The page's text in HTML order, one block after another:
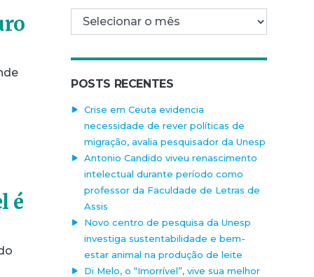
é
Arquivo mensal
POSTS RECENTES
Crise em Ceuta evidencia
necessidade de rever políticas de
migração, avalia pesquisador da Unesp
Antonio Candido viveu renascimento
intelectual durante período como
professor da Faculdade de Letras de
Assis
Novo centro de pesquisa da Unesp
investiga sustentabilidade e bem-
estar animal na produção de leite
Di Melo, o “Imorrível”, vive sua melhor